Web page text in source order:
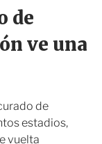
S
de
ve una
de
estadios,
vuelta